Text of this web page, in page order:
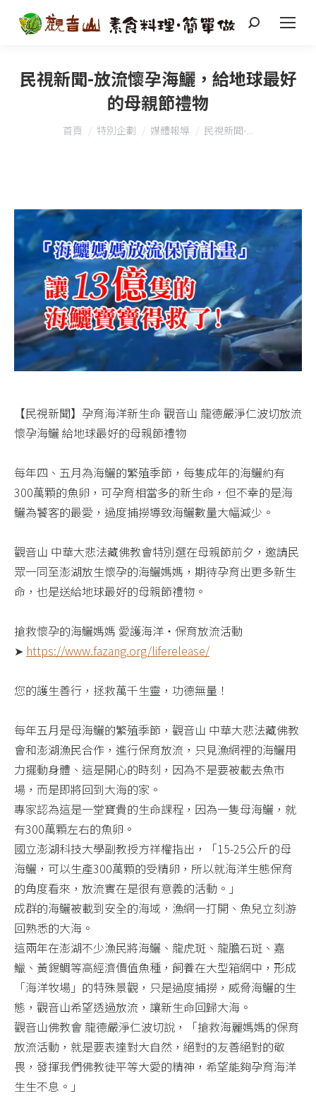
搜
民視新聞-放流懷孕海鱺，給地球最好
的母親節禮物
您在這裡：
首頁 特別企劃 媒體報導 民視新聞-...
【民視新聞】孕育海洋新生命 觀音山 龍德嚴淨仁波切放流
懷孕海鱺 給地球最好的母親節禮物​
每年四、五月為海鱺的繁殖季節，每隻成年的海鱺約有
300萬顆的魚卵，可孕育相當多的新生命，但不幸的是海
鱺為饕客的最愛，過度捕撈導致海鱺數量大幅減少。​
觀音山 中華大悲法藏佛教會特別選在母親節前夕，邀請民
眾一同至澎湖放生懷孕的海鱺媽媽，期待孕育出更多新生
命，也是送給地球最好的母親節禮物。​
搶救懷孕的海鱺媽媽 愛護海洋‧保育放流活動​
➤ https://www.fazang.org/liferelease/​
您的護生善行，拯救萬千生靈，功德無量！​
每年五月是母海鱺的繁殖季節，觀音山 中華大悲法藏佛教
會和澎湖漁民合作，進行保育放流，只見漁網裡的海鱺用
力擺動身體、這是開心的時刻，因為不是要被載去魚市
場，而是即將回到大海的家。​
專家認為這是一堂寶貴的生命課程，因為一隻母海鱺，就
有300萬顆左右的魚卵。​
國立澎湖科技大學副教授方祥權指出，「15-25公斤的母
海鱺，可以生產300萬顆的受精卵，所以就海洋生態保育
的角度看來，放流實在是很有意義的活動。」​
成群的海鱺被載到安全的海域，漁網一打開、魚兒立刻游
回熟悉的大海。​
這兩年在澎湖不少漁民將海鱺、龍虎斑、龍膽石斑、嘉
鱲、黃錫鯛等高經濟價值魚種，飼養在大型箱網中，形成
「海洋牧場」的特殊景觀，只是過度捕撈，威脅海鱺的生
態，觀音山希望透過放流，讓新生命回歸大海。​
觀音山佛教會 龍德嚴淨仁波切說，「搶救海麗媽媽的保育
放流活動，就是要表達對大自然，絕對的友善絕對的敬
畏，發揮我們佛教徒平等大愛的精神，希望能夠孕育海洋
生生不息。」​